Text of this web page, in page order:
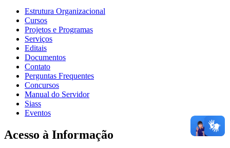
Estrutura Organizacional
Cursos
Projetos e Programas
Serviços
Editais
Documentos
Contato
Perguntas Frequentes
Concursos
Manual do Servidor
Siass
Eventos
Acesso à Informação